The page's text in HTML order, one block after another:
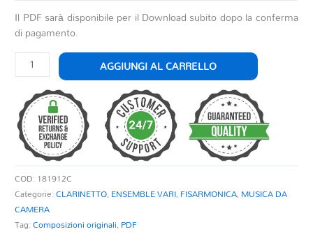
Il PDF sarà disponibile per il Download subito dopo la conferma
di pagamento.
EST
PER
CLARINETTO
FISARMONICA
quantità
AGGIUNGI AL CARRELLO
COD: 181912C
Categorie:CLARINETTO, ENSEMBLE VARI, FISARMONICA, MUSICA DA
CAMERA
Tag:Composizioni originali, PDF